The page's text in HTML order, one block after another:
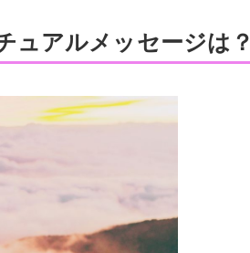
ュアルメッセージは？